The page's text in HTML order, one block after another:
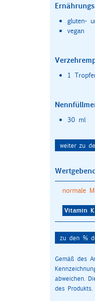
gluten-
vegan
1
30 ml
weiter zu
normale
Vitamin
zu den %
Gemäß des
abweichen.
des Produkts.